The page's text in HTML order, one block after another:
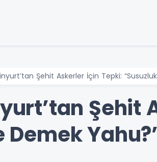
Şehit Askerler İçin Tepki:
Şehit
Demek